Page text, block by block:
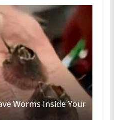
Worms Inside Your